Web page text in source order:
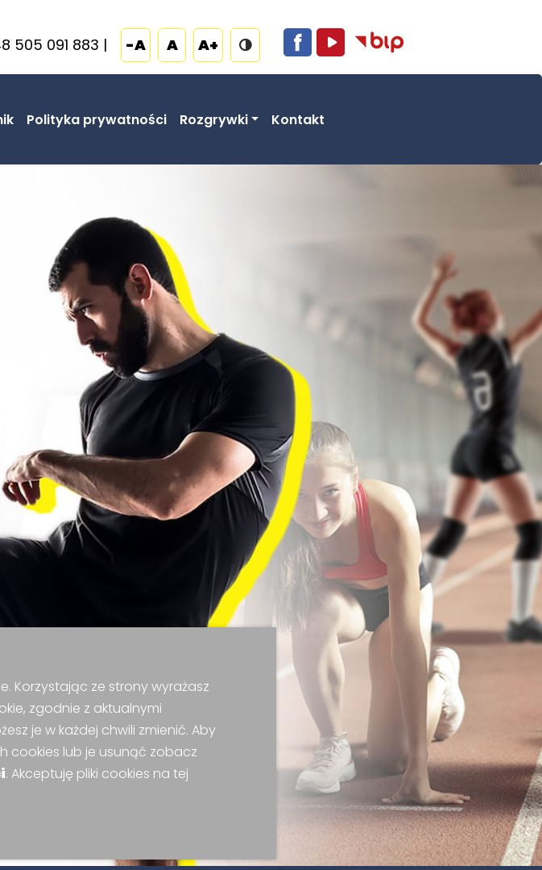
505 091 883 | -A A A+
Polityka prywatności Rozgrywki Kontakt
Korzystając ze strony wyrażasz
zgodnie z aktualnymi
je w każdej chwili zmienić. Aby
cookies lub je usunąć zobacz
. Akceptuję pliki cookies na tej